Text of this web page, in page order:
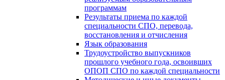
программам
Результаты приема по каждой
специальности СПО, перевода,
восстановления и отчисления
Язык образования
Трудоустройство выпускников
прошлого учебного года, освоивших
ОПОП СПО по каждой специальности